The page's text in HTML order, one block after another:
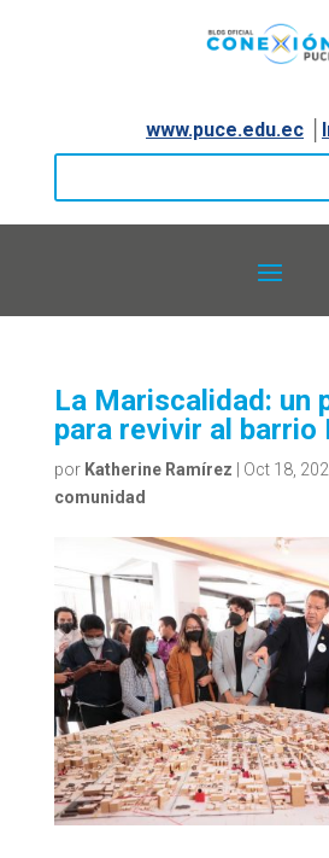
www.puce.edu.ec│
La Mariscalidad: un
para revivir al barrio
por Katherine Ramírez Oct 18,
comunidad